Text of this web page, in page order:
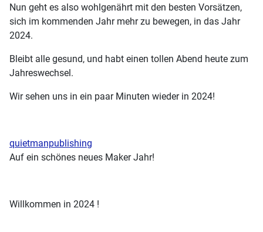
Nun geht es also wohlgenährt mit den besten Vorsätzen,
sich im kommenden Jahr mehr zu bewegen, in das Jahr
2024.
Bleibt alle gesund, und habt einen tollen Abend heute zum
Jahreswechsel.
Wir sehen uns in ein paar Minuten wieder in 2024!
quietmanpublishing
Auf ein schönes neues Maker Jahr!
Willkommen in 2024 !